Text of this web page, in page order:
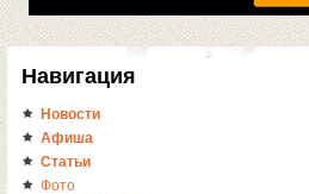
Навигация
Новости
Афиша
Статьи
Фото